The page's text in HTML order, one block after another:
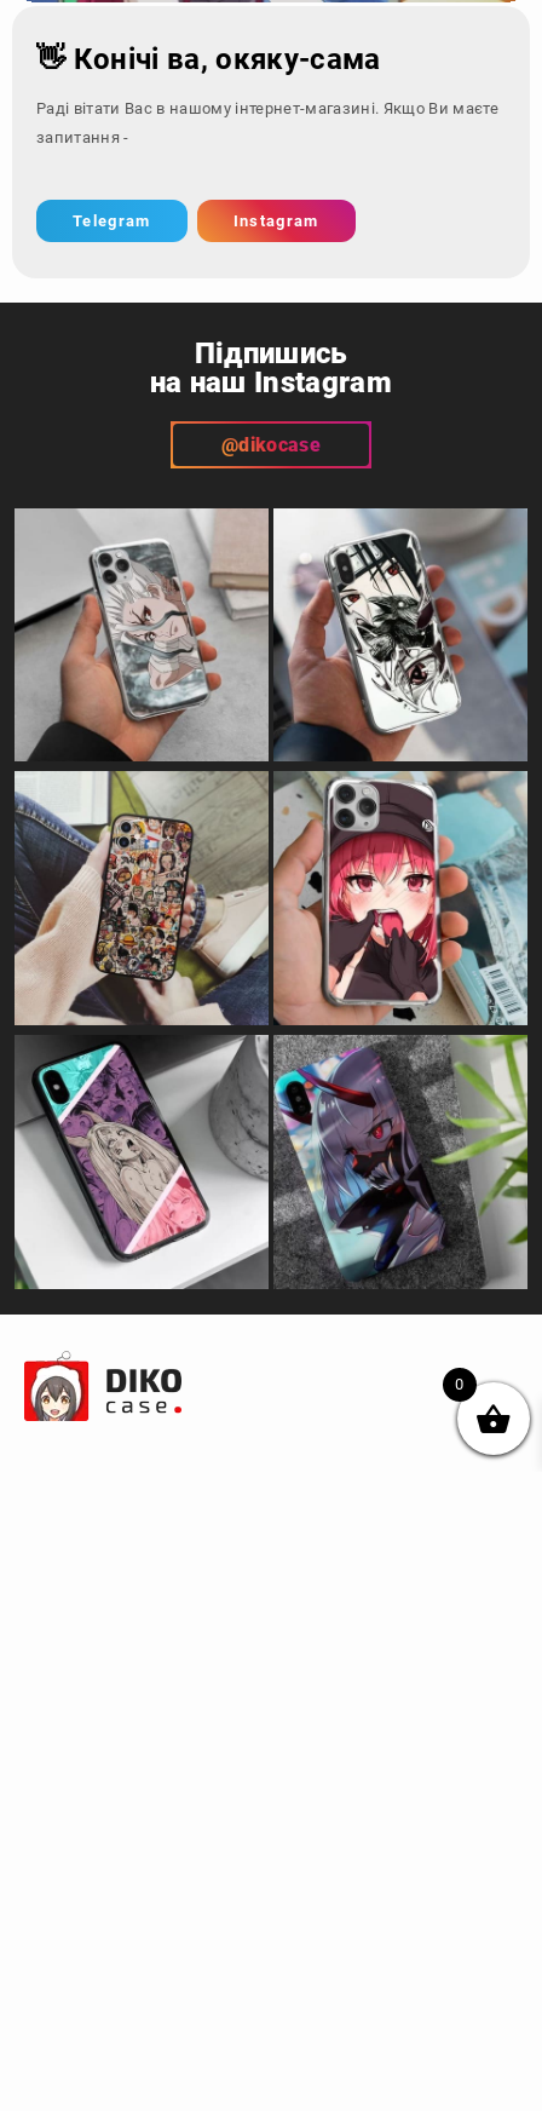
👋 Конічі ва, окяку-сама
Раді вітати Вас в нашому інтернет-магазині. Якщо Ви маєте
запитання - зверніться за
Telegram Instagram
Підпишись
на наш Instagram
@dikocase
0